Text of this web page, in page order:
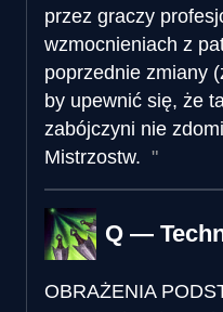
przez graczy
wzmocnieniach z
poprzednie zmiany
by upewnić się, że
zabójczyni nie
Mistrzostw.
Q —
OBRAŻENIA